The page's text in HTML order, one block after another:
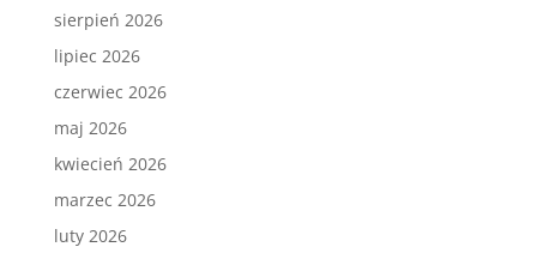
sierpień 2026
lipiec 2026
czerwiec 2026
maj 2026
kwiecień 2026
marzec 2026
luty 2026